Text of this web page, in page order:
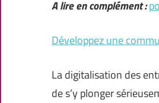
A lire en complément :
Développez une
La digitalisation des
de s’y plonger